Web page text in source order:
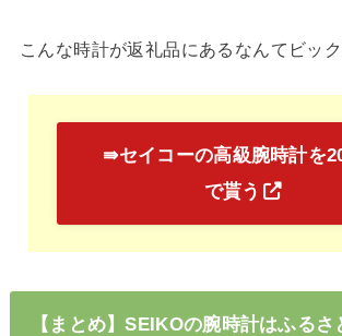
こんな時計が返礼品にあるなんてビッ
⇛セイコーの高級腕時計を
で貰う
【まとめ】SEIKOの腕時計はふるさ